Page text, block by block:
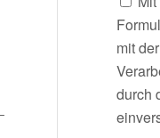
mit
durch